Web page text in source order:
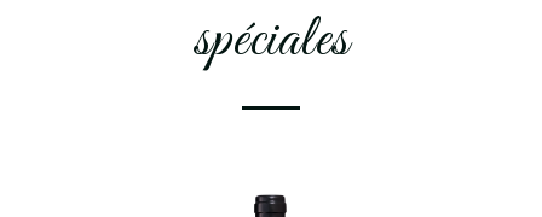
spéciales